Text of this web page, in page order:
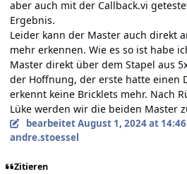
aber auch mit der Callback.vi
Ergebnis.
Leider kann der Master auch direkt
mehr erkennen. Wie es so ist habe
Master direkt über dem Stapel aus
der Hoffnung, der erste hatte einen
erkennt keine Bricklets mehr. Nach
Lüke werden wir die beiden Master
bearbeitetAugust 1, 2024 at 14:46
andre.stoessel
Zitieren